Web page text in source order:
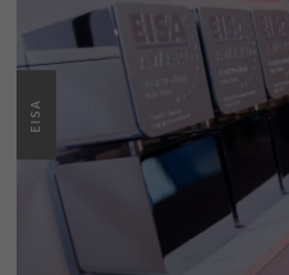
EISA